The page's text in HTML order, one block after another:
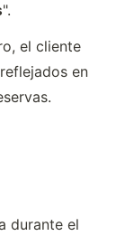
".
el cliente
en
durante el